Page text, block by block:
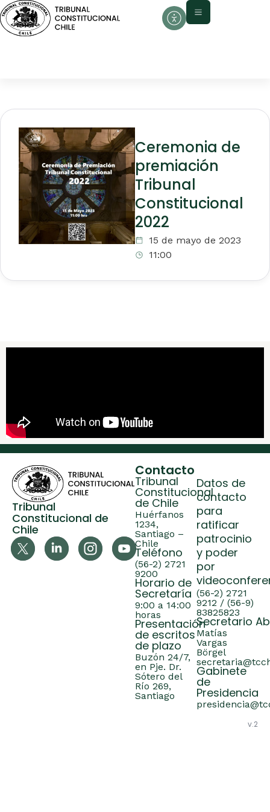
Ceremonia de
premiación
Tribunal
Constitucional
2022
15 de mayo de 2023
11:00
Tribunal
Constitucional de
Chile
Contacto
Tribunal
Constitucional
de Chile
Huérfanos
1234,
Santiago –
Chile
Teléfono
(56-2) 2721
9200
Horario de
Secretaría
9:00 a 14:00
horas
Presentación
de escritos
de plazo
Buzón 24/7,
en Pje. Dr.
Sótero del
Río 269,
Santiago
Datos de
contacto
para
ratificar
patrocinio
y poder
por
(56-2) 2721
9212 / (56-9)
83825823
Secretario
Matías
Vargas
Börgel
Gabinete
de
Presidencia
v.2